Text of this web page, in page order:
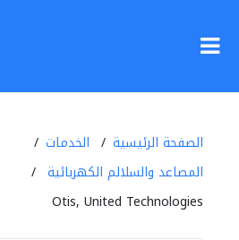
الصفحة الرئيسية
الخدمات
المصاعد والسلالم الكهربائية
Otis, United Technologies